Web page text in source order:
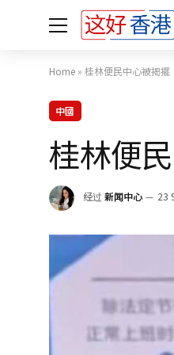
Home » 桂林便民中心被揭擺
中國
桂林便
经过 新闻中心 23